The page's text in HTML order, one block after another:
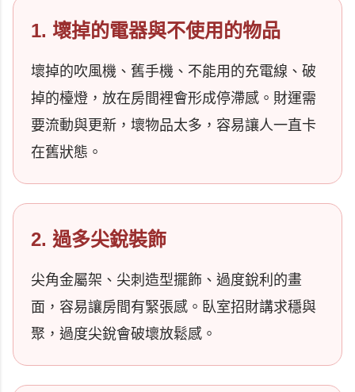
1. 壞掉的電器與不使用的物品
壞掉的吹風機、舊手機、不能用的充電線、破
掉的檯燈，放在房間裡會形成停滯感。財運需
要流動與更新，壞物品太多，容易讓人一直卡
在舊狀態。
2. 過多尖銳裝飾
尖角金屬架、尖刺造型擺飾、過度銳利的畫
面，容易讓房間有緊張感。臥室招財講求穩與
聚，過度尖銳會破壞放鬆感。